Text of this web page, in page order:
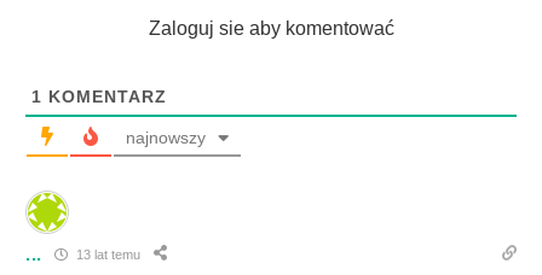
Zaloguj sie aby komentować
1 KOMENTARZ
najnowszy
... 13 lat temu